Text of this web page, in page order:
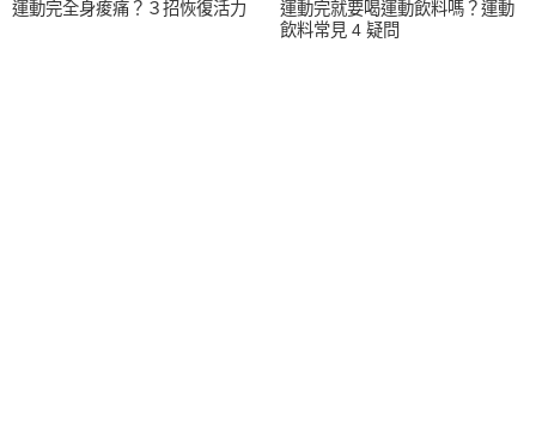
運動完全身痠痛？３招恢復活力
運動完就要喝運動飲料嗎？運動
飲料常見 4 疑問